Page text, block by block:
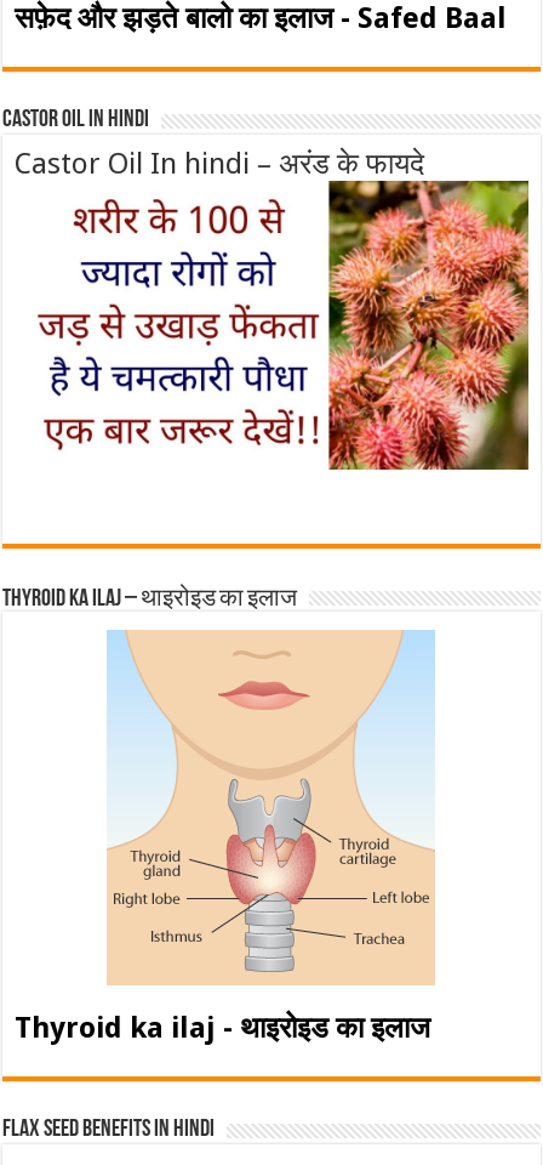
सफ़ेद और झड़ते बालो का इलाज - Safed Baal
Castor Oil In Hindi
Castor Oil In hindi – अरंड के फायदे
Thyroid ka ilaj – थाइरोइड का इलाज
Thyroid ka ilaj - थाइरोइड का इलाज
Flax Seed Benefits in hindi